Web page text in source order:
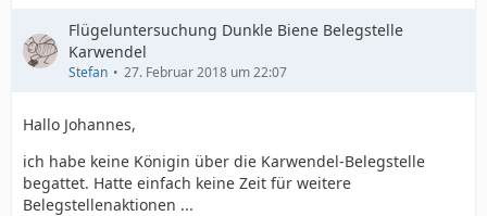
Flügeluntersuchung Dunkle Biene Belegstelle
Karwendel
Stefan 27. Februar 2018 um 22:07
Hallo Johannes,
ich habe keine Königin über die Karwendel-Belegstelle
begattet. Hatte einfach keine Zeit für weitere
Belegstellenaktionen ...